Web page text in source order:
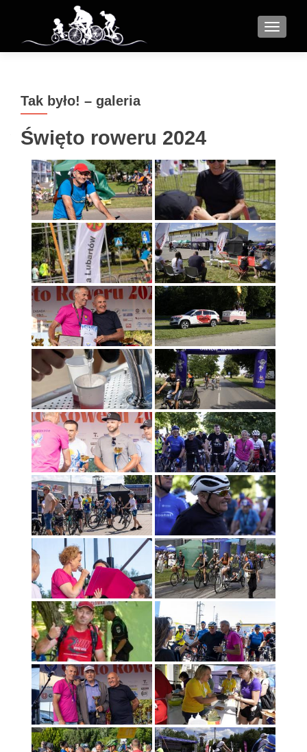
MENU
Tak było! – galeria
Święto roweru 2024